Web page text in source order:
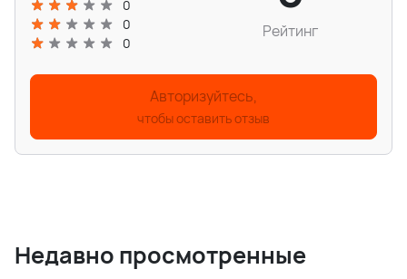
0
0
0
Рейтинг
Авторизуйтесь,
чтобы оставить отзыв
Недавно просмотренные